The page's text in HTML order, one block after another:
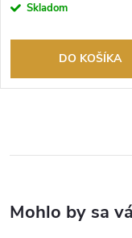
Skladom
DO KOŠÍKA